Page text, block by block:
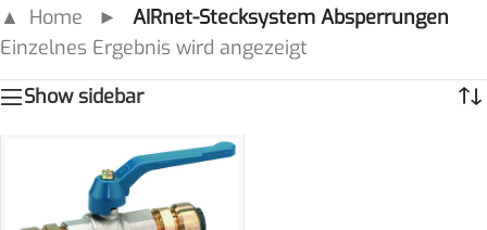
▲ Home ► AIRnet-Stecksystem Absperrungen
Einzelnes Ergebnis wird angezeigt
Show sidebar